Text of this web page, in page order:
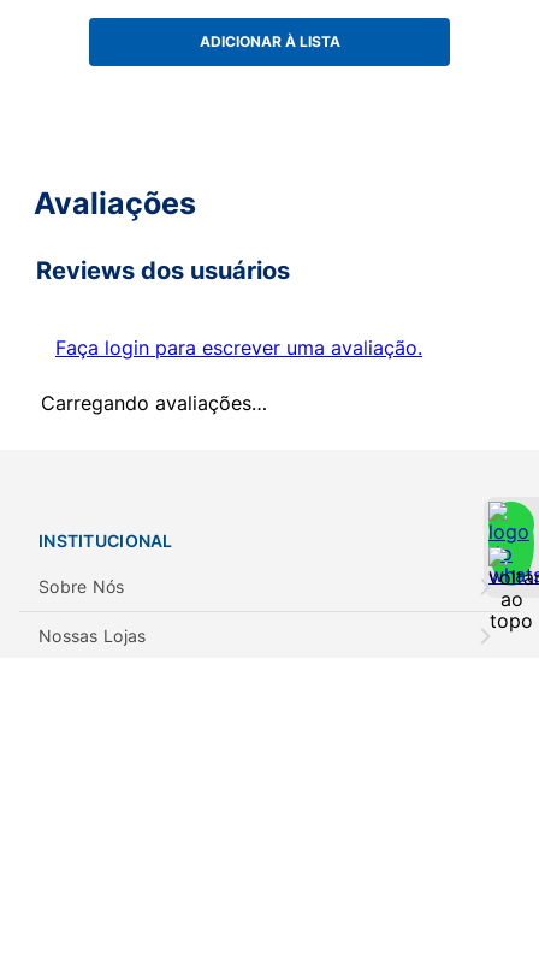
ADICIONAR À LISTA
Avaliações
Reviews dos usuários
Faça login para escrever uma avaliação.
Carregando avaliações…
INSTITUCIONAL
Sobre Nós
Nossas Lojas